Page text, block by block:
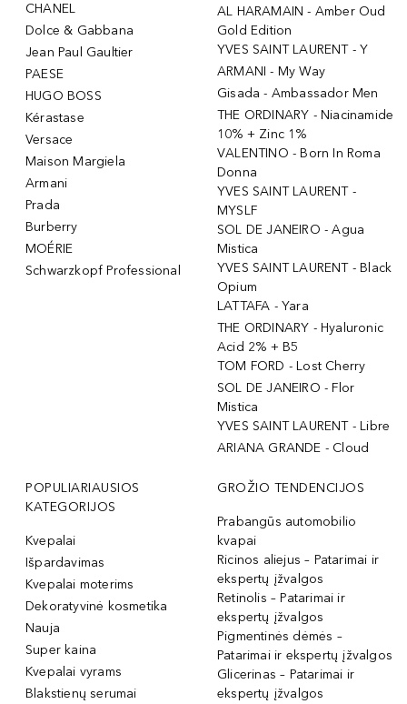
CHANEL
Dolce & Gabbana
Jean Paul Gaultier
PAESE
HUGO BOSS
Kérastase
Versace
Maison Margiela
Armani
Prada
Burberry
MOÉRIE
Schwarzkopf Professional
AL HARAMAIN - Amber Oud
Gold Edition
YVES SAINT LAURENT - Y
ARMANI - My Way
Gisada - Ambassador Men
THE ORDINARY - Niacinamide
10% + Zinc 1%
VALENTINO - Born In Roma
Donna
YVES SAINT LAURENT -
MYSLF
SOL DE JANEIRO - Agua
Mistica
YVES SAINT LAURENT - Black
Opium
LATTAFA - Yara
THE ORDINARY - Hyaluronic
Acid 2% + B5
TOM FORD - Lost Cherry
SOL DE JANEIRO - Flor
Mistica
YVES SAINT LAURENT - Libre
ARIANA GRANDE - Cloud
POPULIARIAUSIOS
KATEGORIJOS
Kvepalai
Išpardavimas
Kvepalai moterims
Dekoratyvinė kosmetika
Nauja
Super kaina
Kvepalai vyrams
Blakstienų serumai
GROŽIO TENDENCIJOS
Prabangūs automobilio
kvapai
Ricinos aliejus – Patarimai ir
ekspertų įžvalgos
Retinolis – Patarimai ir
ekspertų įžvalgos
Pigmentinės dėmės –
Patarimai ir ekspertų įžvalgos
Glicerinas – Patarimai ir
ekspertų įžvalgos